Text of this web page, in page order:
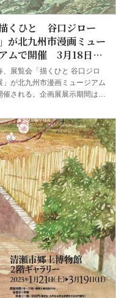
どにゲスト俳優、芸人などが登
シーズンを経るごとに人気が高
、大物ゲストの登場でも注目を
ている。番組最後...
描くひと 谷口ジロー
が北九州市漫画ミュー
ムで開催 3月18日か
、展覧会「描くひと 谷口ジロ
」が北九州市漫画ミュージアム
催される。企画展展示期間は3
「思わず見惚れるような美し
面の一つ一つが、原画でつぶさ
賞することで、ペンによる細密
き込みやスクリーントーンの重
りと削り込み、そして、自然の
に根ざした鮮やかで優しい色使
で成り立った、一人の作家の魂
跡であることが、実感いただけ
とと思います」（北九州市漫画
ージアム プレスリリースよ
また関連イベントとして、
々の山嶺』の原作者・夢枕獏に
講演会や、本展覧会のギャラリ
アーも開催予定だ。 「描くひ
口ジロー展」...